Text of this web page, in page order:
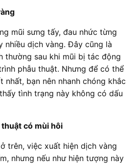
mũi sưng tấy, đau nhức từng
nhiều dịch vàng. Đây cũng là
thường sau khi mũi bị tác động
phẫu thuật. Nhưng để có thể
nhất, bạn nên nhanh chóng khắc
tình trạng này không có dấu
có mùi hôi
trên, việc xuất hiện dịch vàng
nhưng nếu như hiện tượng này